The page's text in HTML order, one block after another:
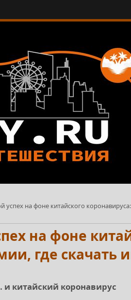
успех на фоне китайского
на фоне
где скачать
и китайский коронавирус